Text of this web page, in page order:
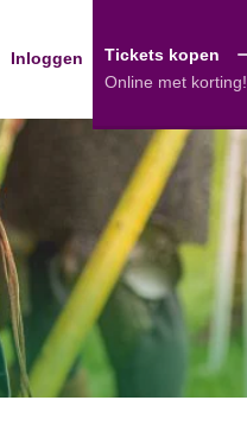
Inloggen
Tickets kopen
Online met korting!